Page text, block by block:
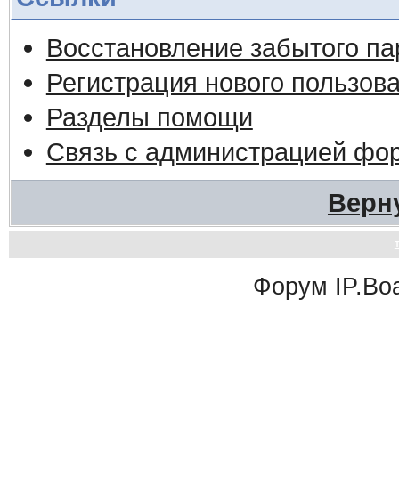
Восстановление забытого
Регистрация нового
Разделы помощи
Связь с администрацией
Форум